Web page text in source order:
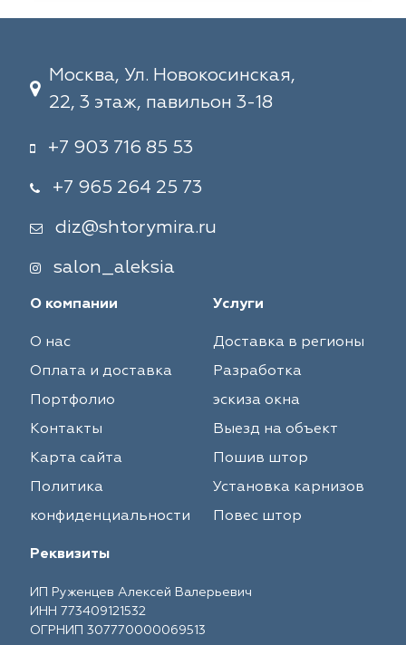
Москва, Ул. Новокосинская,
22, 3 этаж, павильон 3-18
+7 903 716 85 53
+7 965 264 25 73
diz@shtorymira.ru
salon_aleksia
О компании
О нас
Оплата и доставка
Портфолио
Контакты
Карта сайта
Политика
конфиденциальности
Услуги
Доставка в регионы
Разработка
эскиза окна
Выезд на объект
Пошив штор
Установка карнизов
Повес штор
Реквизиты
ИП Руженцев Алексей Валерьевич
ИНН 773409121532
ОГРНИП 307770000069513